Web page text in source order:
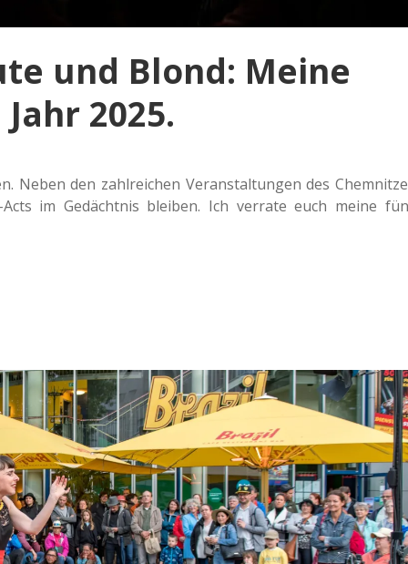
und Blond: Meine
2025.
Neben den zahl­rei­chen Ver­an­stal­tun­gen des
im Gedächt­nis blei­ben. Ich ver­ra­te euch meine